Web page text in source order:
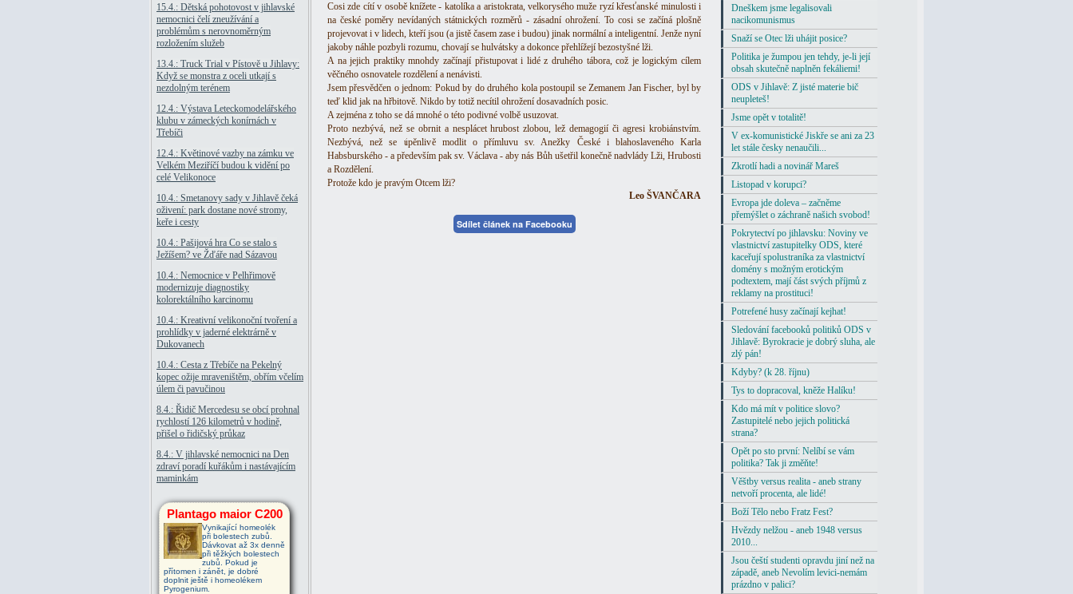
15.4.: Dětská pohotovost v jihlavské
nemocnici čelí zneužívání a
problémům s nerovnoměrným
rozložením služeb
13.4.: Truck Trial v Pístově u Jihlavy:
Když se monstra z oceli utkají s
nezdolným terénem
12.4.: Výstava Leteckomodelářského
klubu v zámeckých konírnách v
Třebíči
12.4.: Květinové vazby na zámku ve
Velkém Meziříčí budou k vidění po
celé Velikonoce
10.4.: Smetanovy sady v Jihlavě čeká
oživení: park dostane nové stromy,
keře i cesty
10.4.: Pašijová hra Co se stalo s
Ježíšem? ve Žďáře nad Sázavou
10.4.: Nemocnice v Pelhřimově
modernizuje diagnostiky
kolorektálního karcinomu
10.4.: Kreativní velikonoční tvoření a
prohlídky v jaderné elektrárně v
Dukovanech
10.4.: Cesta z Třebíče na Pekelný
kopec ožije mraveništěm, obřím včelím
úlem či pavučinou
8.4.: Řidič Mercedesu se obcí prohnal
rychlostí 126 kilometrů v hodině,
přišel o řidičský průkaz
8.4.: V jihlavské nemocnici na Den
zdraví poradí kuřákům i nastávajícím
maminkám
Plantago maior C200
Vynikající homeolék
při bolestech zubů.
Dávkovat až 3x denně
při těžkých bolestech
zubů. Pokud je
přítomen i zánět, je dobré
doplnit ještě i homeolékem
Pyrogenium.
Cosi zde cítí v osobě knížete - katolíka a aristokrata, velkorysého muže ryzí křesťanské minulosti i
na české poměry nevídaných státnických rozměrů - zásadní ohrožení. To cosi se začíná plošně
projevovat i v lidech, kteří jsou (a jistě časem zase i budou) jinak normální a inteligentní. Jenže nyní
jakoby náhle pozbyli rozumu, chovají se hulvátsky a dokonce přehlížejí bezostyšné lži.
A na jejich praktiky mnohdy začínají přistupovat i lidé z druhého tábora, což je logickým cílem
věčného osnovatele rozdělení a nenávisti.
Jsem přesvědčen o jednom: Pokud by do druhého kola postoupil se Zemanem Jan Fischer, byl by
teď klid jak na hřbitově. Nikdo by totiž necítil ohrožení dosavadních posic.
A zejména z toho se dá mnohé o této podivné volbě usuzovat.
Proto nezbývá, než se obrnit a nesplácet hrubost zlobou, lež demagogií či agresi krobiánstvím.
Nezbývá, než se úpěnlivě modlit o přímluvu sv. Anežky České i blahoslaveného Karla
Habsburského - a především pak sv. Václava - aby nás Bůh ušetřil konečně nadvlády Lži, Hrubosti
a Rozdělení.
Protože kdo je pravým Otcem lži?
Leo ŠVANČARA
Sdílet článek na Facebooku
Dneškem jsme legalisovali
nacikomunismus
Snaží se Otec lži uhájit posice?
Politika je žumpou jen tehdy, je-li její
obsah skutečně naplněn fekáliemi!
ODS v Jihlavě: Z jisté materie bič
neupleteš!
Jsme opět v totalitě!
V ex-komunistické Jiskře se ani za 23
let stále česky nenaučili...
Zkrotlí hadi a novinář Mareš
Listopad v korupci?
Evropa jde doleva – začněme
přemýšlet o záchraně našich svobod!
Pokrytectví po jihlavsku: Noviny ve
vlastnictví zastupitelky ODS, které
kaceřují spolustraníka za vlastnictví
domény s možným erotickým
podtextem, mají část svých příjmů z
reklamy na prostituci!
Potrefené husy začínají kejhat!
Sledování facebooků politiků ODS v
Jihlavě: Byrokracie je dobrý sluha, ale
zlý pán!
Kdyby? (k 28. říjnu)
Tys to dopracoval, kněže Halíku!
Kdo má mít v politice slovo?
Zastupitelé nebo jejich politická
strana?
Opět po sto první: Nelíbí se vám
politika? Tak ji změňte!
Věštby versus realita - aneb strany
netvoří procenta, ale lidé!
Boží Tělo nebo Fratz Fest?
Hvězdy nelžou - aneb 1948 versus
2010...
Jsou čeští studenti opravdu jiní než na
západě, aneb Nevolím levici-nemám
prázdno v palici?